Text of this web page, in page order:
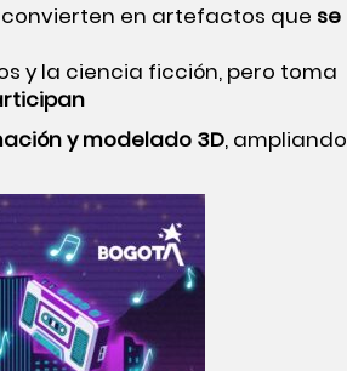
convierten en artefactos que se
y la ciencia ficción, pero toma
y modelado 3D, ampliando